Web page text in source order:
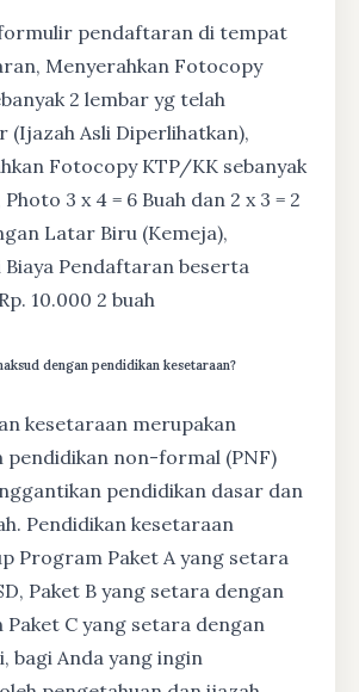
pendaftaran di tempat
Menyerahkan Fotocopy
2 lembar yg telah
(Ijazah Asli Diperlihatkan),
Fotocopy KTP/KK sebanyak
Photo 3 x 4 = 6 Buah dan 2 x 3 = 2
Latar Biru (Kemeja),
Biaya Pendaftaran beserta
10.000 2 buah
dengan pendidikan kesetaraan?
kesetaraan merupakan
pendidikan non-formal (PNF)
pendidikan dasar dan
Pendidikan kesetaraan
Program Paket A yang setara
Paket B yang setara dengan
Paket C yang setara dengan
bagi Anda yang ingin